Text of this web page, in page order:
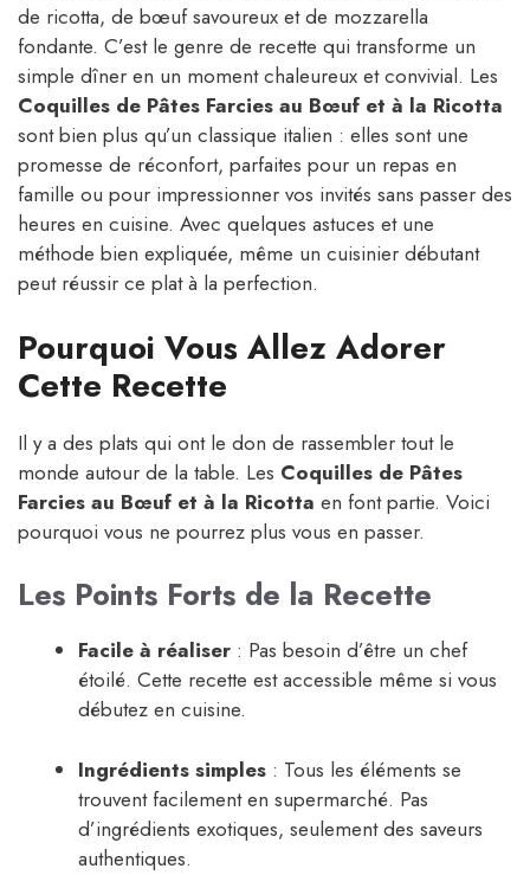
de ricotta, de bœuf savoureux et de mozzarella
fondante. C’est le genre de recette qui transforme un
simple dîner en un moment chaleureux et convivial. Les
Coquilles de Pâtes Farcies au Bœuf et à la Ricotta
sont bien plus qu’un classique italien : elles sont une
promesse de réconfort, parfaites pour un repas en
famille ou pour impressionner vos invités sans passer des
heures en cuisine. Avec quelques astuces et une
méthode bien expliquée, même un cuisinier débutant
peut réussir ce plat à la perfection.
Pourquoi Vous Allez Adorer
Cette Recette
Il y a des plats qui ont le don de rassembler tout le
monde autour de la table. Les Coquilles de Pâtes
Farcies au Bœuf et à la Ricotta en font partie. Voici
pourquoi vous ne pourrez plus vous en passer.
Les Points Forts de la Recette
Facile à réaliser : Pas besoin d’être un chef
étoilé. Cette recette est accessible même si vous
débutez en cuisine.
Ingrédients simples : Tous les éléments se
trouvent facilement en supermarché. Pas
d’ingrédients exotiques, seulement des saveurs
authentiques.